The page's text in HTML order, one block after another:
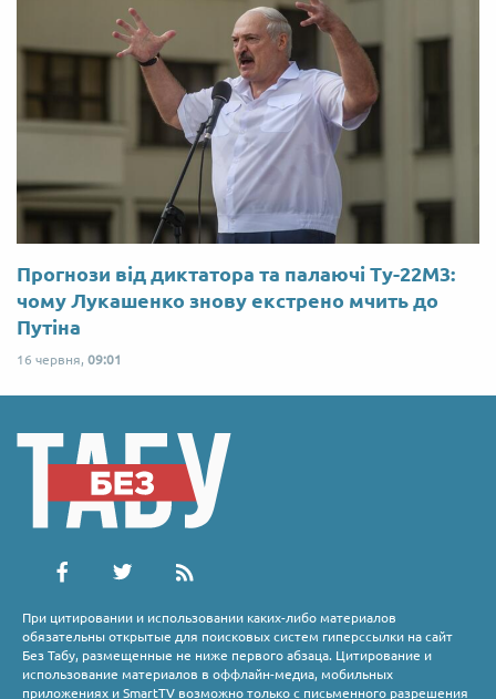
Прогнози від диктатора та палаючі Ту-22М3:
чому Лукашенко знову екстрено мчить до
Путіна
16 червня, 09:01
При цитировании и использовании каких-либо материалов
обязательны открытые для поисковых систем гиперссылки на сайт
Без Табу, размещенные не ниже первого абзаца. Цитирование и
использование материалов в оффлайн-медиа, мобильных
приложениях и SmartTV возможно только с письменного разрешения